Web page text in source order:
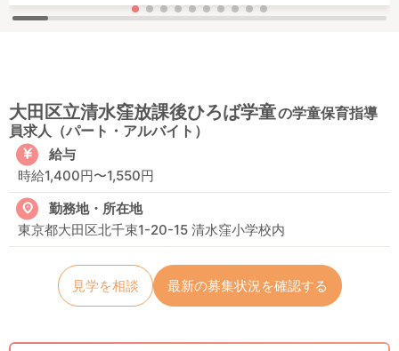
大田区立清水窪放課後ひろば学童の学童保育指導
員求人（パート・アルバイト）
給与
時給1,400円〜1,550円
勤務地・所在地
東京都大田区北千束1-20-15 清水窪小学校内
見学を相談 最新の募集状況を確認する